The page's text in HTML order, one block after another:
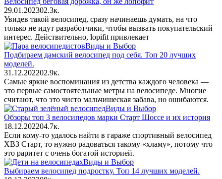
29.01.202302.3к.
Увидев такой велосипед, сразу начинаешь думать, на что
только не идут разработчики, чтобы вызвать покупательский
интерес. Действительно, lopifit привлекает
Виды и Выбор
Подбираем дамский велосипед под себя. Топ 20 лучших
моделей.
31.12.202202.9к.
Самые яркие воспоминания из детства каждого человека —
это первые самостоятельные метры на велосипеде. Многие
считают, что это чисто мальчишеская забава, но ошибаются.
Виды и Выбор
Обзоры топ 3 велосипедов марки Старт Шоссе и их история
18.12.202204.7к.
Если кому-то удалось найти в гараже спортивный велосипед
ХВЗ Старт, то нужно радоваться такому «хламу», потому что
это раритет с очень богатой историей.
Виды и Выбор
Выбираем велосипед подростку. Топ 14 лучших моделей.